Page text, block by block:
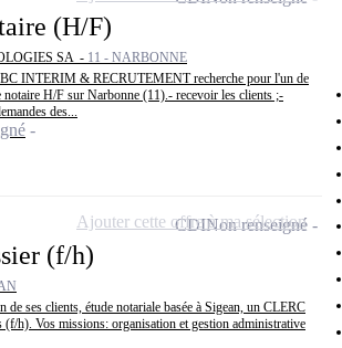
(H/F)
SA - 11 - NARBONNE
INTERIM & RECRUTEMENT recherche pour l'un de
notaire H/F sur Narbonne (11).- recevoir les clients ;-
des...
(f/h)
ses clients, étude notariale basée à Sigean, un CLERC
(f/h). Vos missions: organisation et gestion administrative
CDINon renseigné
Ajouter cette offre à ma sélection